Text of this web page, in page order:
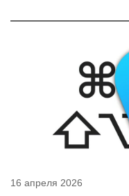
16 апреля 2026